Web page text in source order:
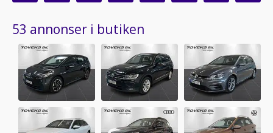
53 annonser i butiken